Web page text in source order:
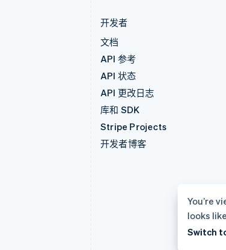
开发者
文档
API 参考
API 状态
API 更改日志
库和 SDK
Stripe Projects
开发者博客
You’re
looks
Switch